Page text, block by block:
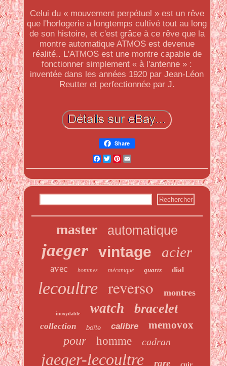
Celui du « mouvement perpétuel » est un rêve
que l'horlogerie a longtemps cultivé tout au long
de son histoire, et c'est grâce à ce rêve que la
montre automatique ATMOS est devenue
réalité.. L'ATMOS est une montre capable de
fonctionner simplement « à l'antenne » :
inventée dans les années 1920 par Jean-Léon
Reutter et perfectionnée par J.
Share
Facebook
Twitter
Pinterest
Email
master automatique
jaeger vintage acier
avec hommes mécanique quartz dial
lecoultre reverso montres
inoxydable watch bracelet
collection boîte calibre memovox
pour homme cadran
jaeger-lecoultre rare